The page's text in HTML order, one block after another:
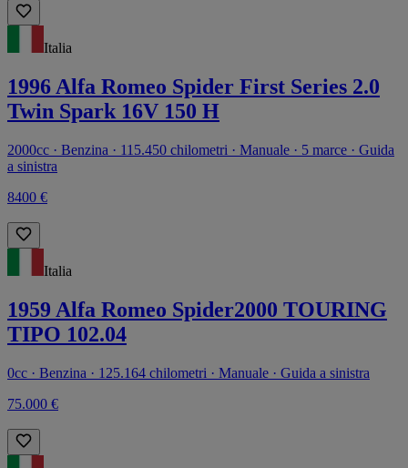
Italia
1996 Alfa Romeo Spider First Series 2.0
Twin Spark 16V 150 H
2000cc · Benzina · 115.450 chilometri · Manuale · 5 marce · Guida
a sinistra
8400 €
Italia
1959 Alfa Romeo Spider2000 TOURING
TIPO 102.04
0cc · Benzina · 125.164 chilometri · Manuale · Guida a sinistra
75.000 €